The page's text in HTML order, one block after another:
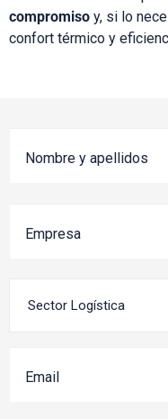
compromiso y, si lo
confort térmico y